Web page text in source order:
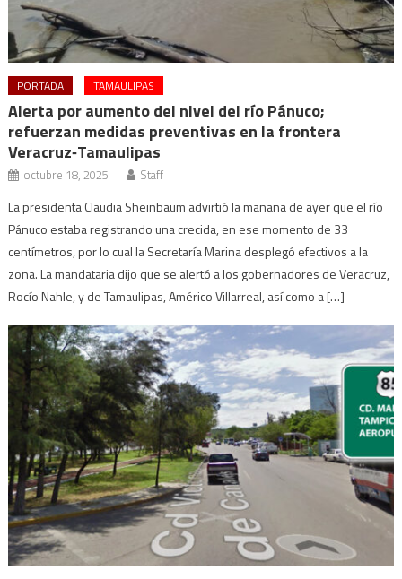
PORTADA TAMAULIPAS
Alerta por aumento del nivel del río Pánuco;
refuerzan medidas preventivas en la frontera
Veracruz‑Tamaulipas
octubre 18, 2025 Staff
La presidenta Claudia Sheinbaum advirtió la mañana de ayer que el río
Pánuco estaba registrando una crecida, en ese momento de 33
centímetros, por lo cual la Secretaría Marina desplegó efectivos a la
zona. La mandataria dijo que se alertó a los gobernadores de Veracruz,
Rocío Nahle, y de Tamaulipas, Américo Villarreal, así como a […]